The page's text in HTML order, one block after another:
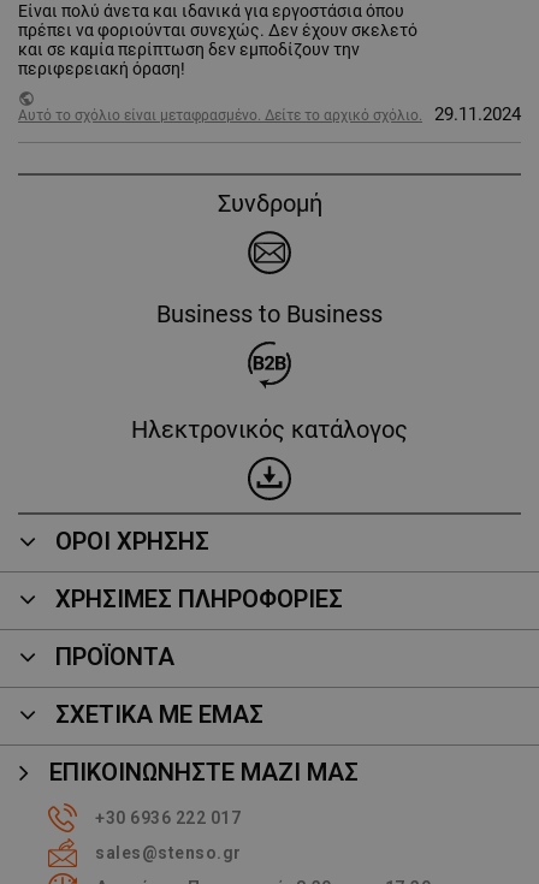
Είναι πολύ άνετα και ιδανικά για εργοστάσια όπου
πρέπει να φοριούνται συνεχώς. Δεν έχουν σκελετό
και σε καμία περίπτωση δεν εμποδίζουν την
περιφερειακή όραση!
public
Αυτό το σχόλιο είναι μεταφρασμένο. Δείτε το αρχικό σχόλιο.
29.11.2024
Συνδρομή
Business to Business
Ηλεκτρονικός κατάλογος
ΟΡΟΙ ΧΡΗΣΗΣ
ΧΡΗΣΙΜΕΣ ΠΛΗΡΟΦΟΡΙΕΣ
ΠΡΟΪΌΝΤΑ
ΣΧΕΤΙΚΑ ΜΕ ΕΜΑΣ
ΕΠΙΚΟΙΝΩΝΉΣΤΕ ΜΑΖΊ ΜΑΣ
+30 6936 222 017
sales@stenso.gr